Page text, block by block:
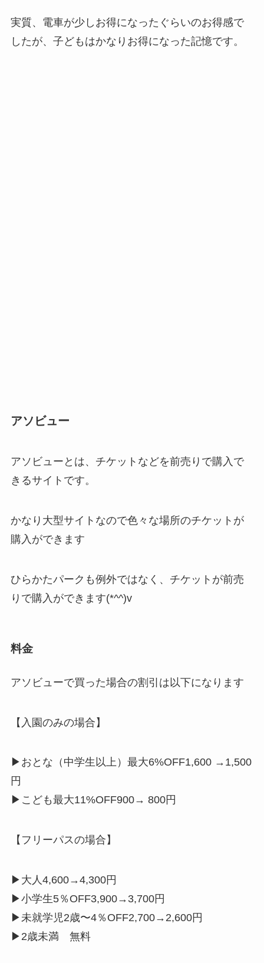
実質、電車が少しお得になったぐらいのお得感で
したが、子どもはかなりお得になった記憶です。
アソビュー
アソビューとは、チケットなどを前売りで購入で
きるサイトです。
かなり大型サイトなので色々な場所のチケットが
購入ができます
ひらかたパークも例外ではなく、チケットが前売
りで購入ができます(*^^)v
料金
アソビューで買った場合の割引は以下になります
【入園のみの場合】
▶おとな（中学生以上）最大6%OFF1,600 →1,500
円
▶こども最大11%OFF900→ 800円
【フリーパスの場合】
▶大人4,600→4,300円
▶小学生5％OFF3,900→3,700円
▶未就学児2歳〜4％OFF2,700→2,600円
▶2歳未満 無料